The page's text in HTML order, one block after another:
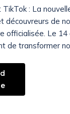
: La
découvreurs de
officialisée. Le
de transformer